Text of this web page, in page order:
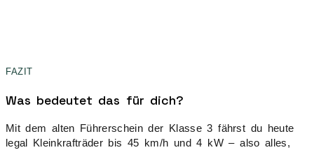
FAZIT
Was bedeutet das für dich?
Mit dem alten Führerschein der Klasse 3 fährst du heute
legal Kleinkrafträder bis 45 km/h und 4 kW – also alles,